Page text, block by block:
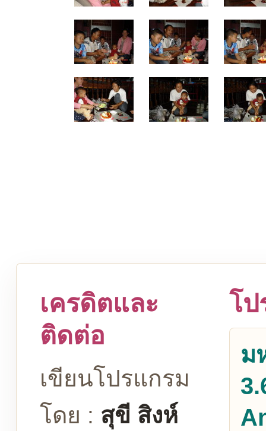
เครดิตและ
ติดต่อ
เขียนโปรแกรม
โดย : สุขี สิงห์
โ
ม